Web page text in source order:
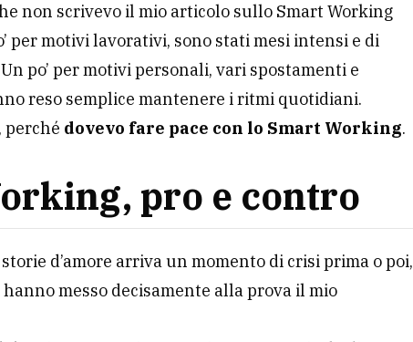
non scrivevo il mio articolo sullo Smart Working
per motivi lavorativi, sono stati mesi intensi e di
po’ per motivi personali, vari spostamenti e
reso semplice mantenere i ritmi quotidiani.
perché dovevo fare pace con lo Smart Working.
pro e contro
d’amore arriva un momento di crisi prima o poi,
messo decisamente alla prova il mio